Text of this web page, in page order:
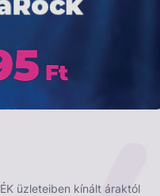
üzleteiben kínált áraktól